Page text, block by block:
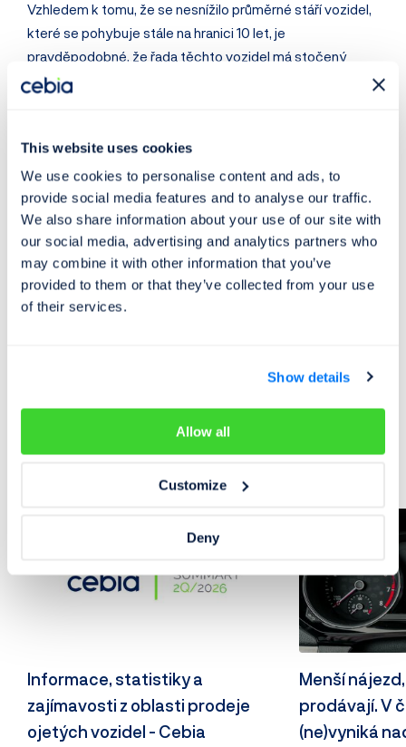
This website uses cookies
We use cookies to personalise content and ads, to
provide social media features and to analyse our traffic.
We also share information about your use of our site with
our social media, advertising and analytics partners who
may combine it with other information that you’ve
provided to them or that they’ve collected from your use
of their services.
Show details
Allow all
Customize
Deny
Vzhledem k tomu, že se nesnížilo průměrné stáří vozidel,
které se pohybuje stále na hranici 10 let, je
pravděpodobné, že řada těchto vozidel má stočený
tachometr. S tím souvisí i nárůst ceny za ojetá vozidla.
Průměrná cena dosáhla hranice 220 tisíc Kč.
Další podrobnosti a ukazatele trhu s ojetými vozidly
naleznete v kompletní zprávě:Cebia SUMMARY
2/2018.pdf (799 kB)
Trh s automobily
Mohlo by vás zajímat
Informace, statistiky a
zajímavosti z oblasti prodeje
ojetých vozidel - Cebia
Menší
prodávají. V
(ne)vyniká